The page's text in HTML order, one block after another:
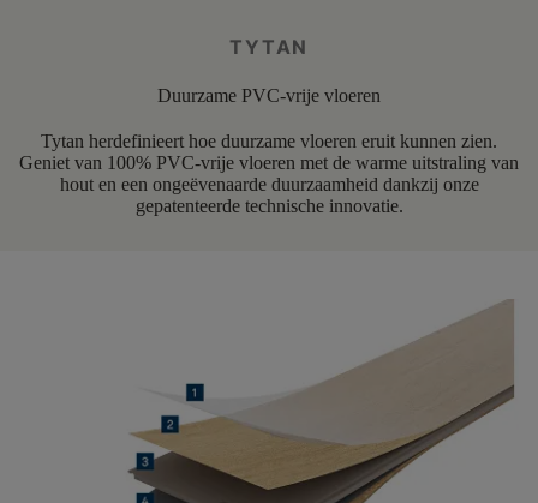
TYTAN
Duurzame PVC-vrije vloeren
Tytan herdefinieert hoe duurzame vloeren eruit kunnen zien.
Geniet van 100% PVC-vrije vloeren met de warme uitstraling van
hout en een ongeëvenaarde duurzaamheid dankzij onze
gepatenteerde technische innovatie.